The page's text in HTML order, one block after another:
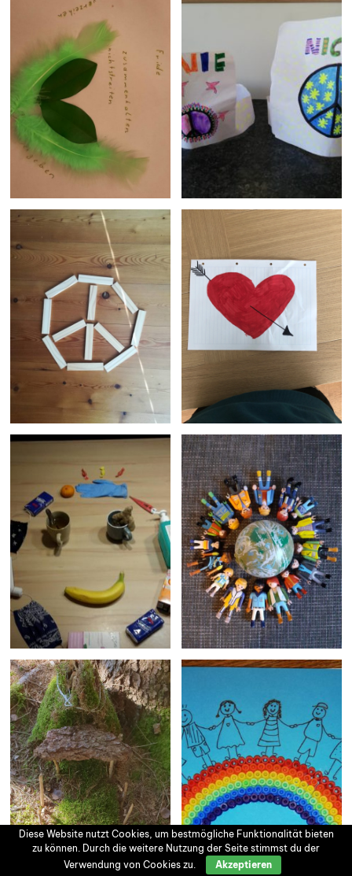
Diese Website nutzt Cookies, um bestmögliche Funktionalität bieten
zu können. Durch die weitere Nutzung der Seite stimmst du der
Verwendung von Cookies zu.
Akzeptieren